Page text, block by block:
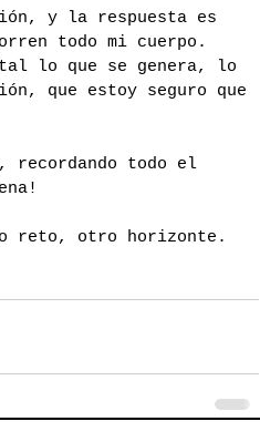
y la respuesta es
todo mi cuerpo.
lo que se genera, lo
que estoy seguro que
recordando todo el
reto, otro horizonte.